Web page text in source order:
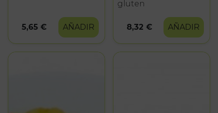
5,65 € AÑADIR
gluten
8,32 € AÑADIR